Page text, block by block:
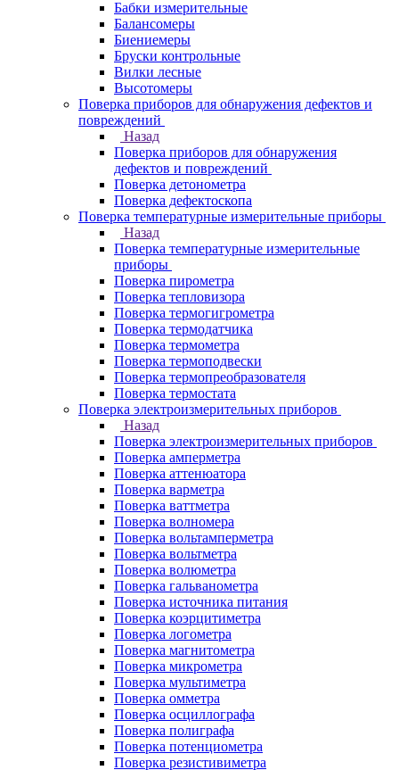
Бабки измерительные
Балансомеры
Биениемеры
Бруски контрольные
Вилки лесные
Высотомеры
Поверка приборов для обнаружения дефектов и
повреждений
Назад
Поверка приборов для обнаружения
дефектов и повреждений
Поверка детонометра
Поверка дефектоскопа
Поверка температурные измерительные приборы
Назад
Поверка температурные измерительные
приборы
Поверка пирометра
Поверка тепловизора
Поверка термогигрометра
Поверка термодатчика
Поверка термометра
Поверка термоподвески
Поверка термопреобразователя
Поверка термостата
Поверка электроизмерительных приборов
Назад
Поверка электроизмерительных приборов
Поверка амперметра
Поверка аттенюатора
Поверка варметра
Поверка ваттметра
Поверка волномера
Поверка вольтамперметра
Поверка вольтметра
Поверка волюметра
Поверка гальванометра
Поверка источника питания
Поверка коэрцитиметра
Поверка логометра
Поверка магнитометра
Поверка микрометра
Поверка мультиметра
Поверка омметра
Поверка осциллографа
Поверка полиграфа
Поверка потенциометра
Поверка резистивиметра